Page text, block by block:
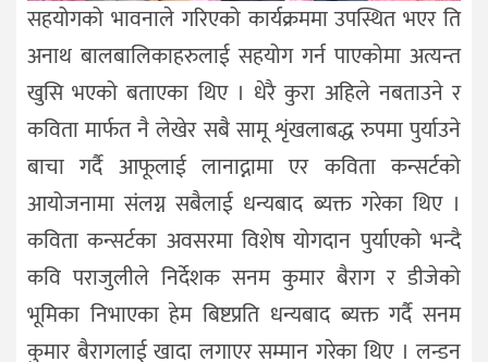
सहयोगको भावनाले गरिएको कार्यक्रममा उपस्थित भएर ति
अनाथ बालबालिकाहरुलाई सहयोग गर्न पाएकोमा अत्यन्त
खुसि भएको बताएका थिए । धेरै कुरा अहिले नबताउने र
कविता मार्फत नै लेखेर सबै सामू शृंखलाबद्ध रुपमा पुर्याउने
बाचा गर्दै आफूलाई लानाद्नामा एर कविता कन्सर्टको
आयोजनामा संलग्न सबैलाई धन्यबाद ब्यक्त गरेका थिए ।
कविता कन्सर्टका अवसरमा विशेष योगदान पुर्याएको भन्दै
कवि पराजुलीले निर्देशक सनम कुमार बैराग र डीजेको
भूमिका निभाएका हेम बिष्टप्रति धन्यबाद ब्यक्त गर्दै सनम
कुमार बैरागलाई खादा लगाएर सम्मान गरेका थिए । लन्डन